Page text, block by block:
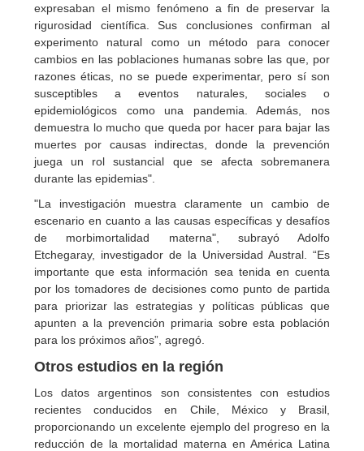
expresaban el mismo fenómeno a fin de preservar la
rigurosidad científica. Sus conclusiones confirman al
experimento natural como un método para conocer
cambios en las poblaciones humanas sobre las que, por
razones éticas, no se puede experimentar, pero sí son
susceptibles a eventos naturales, sociales o
epidemiológicos como una pandemia. Además, nos
demuestra lo mucho que queda por hacer para bajar las
muertes por causas indirectas, donde la prevención
juega un rol sustancial que se afecta sobremanera
durante las epidemias".
"La investigación muestra claramente un cambio de
escenario en cuanto a las causas específicas y desafíos
de morbimortalidad materna", subrayó Adolfo
Etchegaray, investigador de la Universidad Austral. “Es
importante que esta información sea tenida en cuenta
por los tomadores de decisiones como punto de partida
para priorizar las estrategias y políticas públicas que
apunten a la prevención primaria sobre esta población
para los próximos años”, agregó.
Otros estudios en la región
Los datos argentinos son consistentes con estudios
recientes conducidos en Chile, México y Brasil,
proporcionando un excelente ejemplo del progreso en la
reducción de la mortalidad materna en América Latina